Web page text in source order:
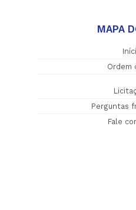
MAPA
Ordem
Perguntas
Fale